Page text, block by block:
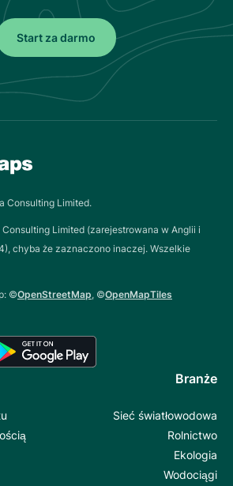
Start za darmo
Consulting Limited.
Consulting Limited (zarejestrowana w Anglii i
chyba że zaznaczono inaczej. Wszelkie
©OpenStreetMap, ©OpenMapTiles
Branże
Sieć światłowodowa
Rolnictwo
Ekologia
Wodociągi